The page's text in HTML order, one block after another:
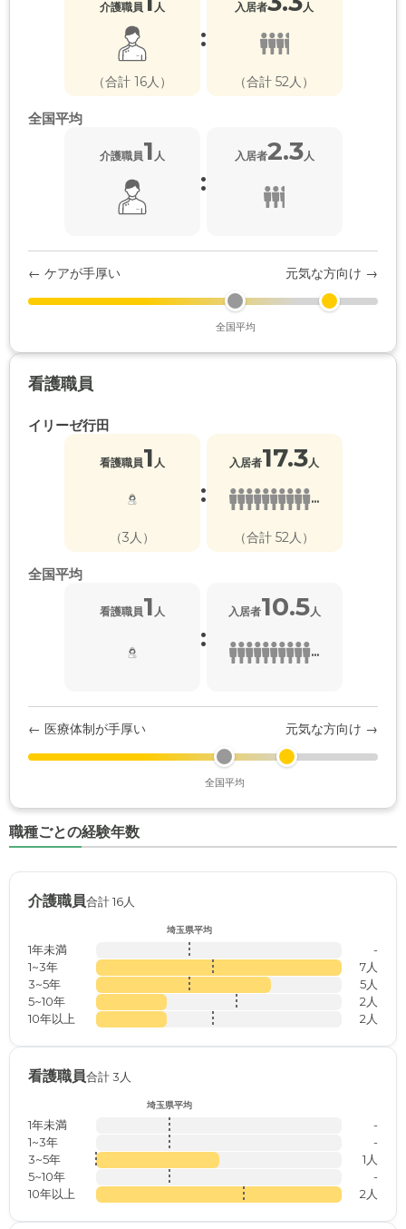
介護職員 人
（合計 16人）
:
入居者 人
（合計 52人）
全国平均
介護職員1 人
:
入居者2.3人
← ケアが手厚い 元気な方向け →
全国平均
看護職員
イリーゼ行田
看護職員1 人
（3人）
:
入居者17.3人
...
（合計 52人）
全国平均
看護職員1 人
:
入居者10.5人
...
← 医療体制が手厚い 元気な方向け →
全国平均
職種ごとの経験年数
介護職員合計 16人
埼玉県平均
1年未満
-
1~3年
7人
3~5年
5人
5~10年
2人
10年以上
2人
看護職員合計 3人
埼玉県平均
1年未満
-
1~3年
-
3~5年
1人
5~10年
-
10年以上
2人